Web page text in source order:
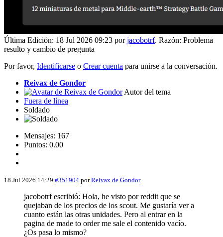
Última Edición: 18 Jul 2026 09:23 porjacobotrf. Razón: Problema
resulto y cambio de pregunta
Por favor, Identificarse o Crear cuenta para unirse a la conversación.
Reivax de Gondor
Autor del tema
Fuera de línea
Soldado
Mensajes: 167
Puntos: 0.00
18 Jul 2026 14:29 #351904 porReivax de Gondor
jacobotrf escribió: Hola, he visto por reddit que se
quejaban de los precios de los scout. Me gustaría ver a
cuanto están las otras unidades. Pero al entrar en la
pagina de made to order me sale el contenido vacío.
¿Os pasa lo mismo?